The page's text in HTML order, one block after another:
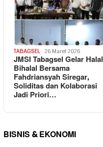
TABAGSEL 26 Maret 2026
JMSI Tabagsel Gelar Halal
Bihalal Bersama
Fahdriansyah Siregar,
Soliditas dan Kolaborasi
Jadi Priori…
BISNIS & EKONOMI